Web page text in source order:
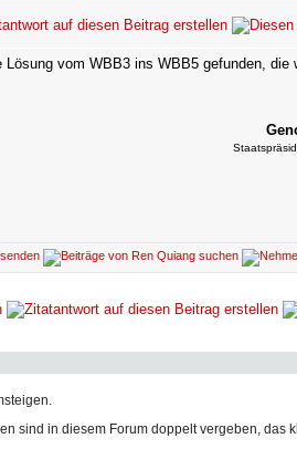
vom WBB3 ins WBB5 gefunden,
sind in diesem Forum doppelt vergeben, das